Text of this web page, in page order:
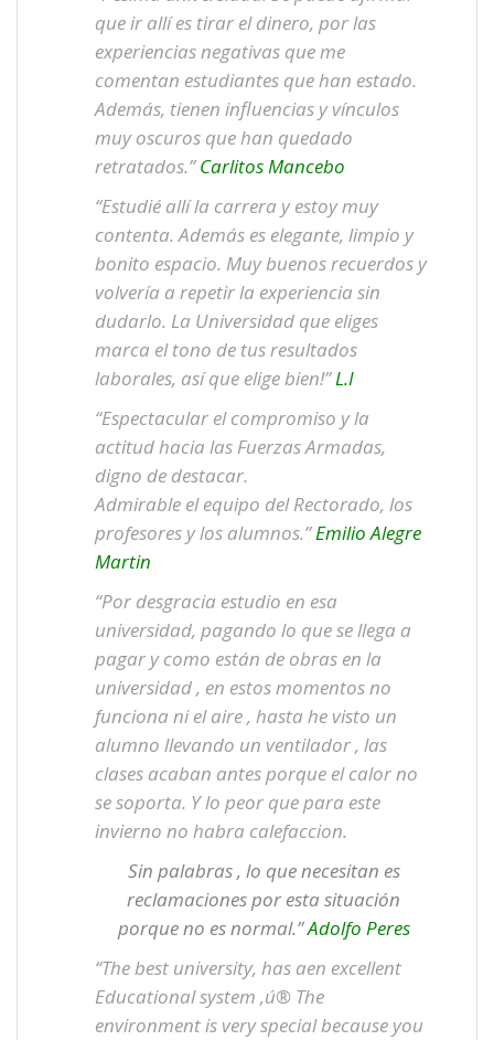
que ir allí es tirar el dinero, por las
experiencias negativas que me
comentan estudiantes que han estado.
Además, tienen influencias y vínculos
muy oscuros que han quedado
retratados.” Carlitos Mancebo
“Estudié allí la carrera y estoy muy
contenta. Además es elegante, limpio y
bonito espacio. Muy buenos recuerdos y
volvería a repetir la experiencia sin
dudarlo. La Universidad que eliges
marca el tono de tus resultados
laborales, así que elige bien!”L.I
“Espectacular el compromiso y la
actitud hacia las Fuerzas Armadas,
digno de destacar.
Admirable el equipo del Rectorado, los
profesores y los alumnos.”Emilio Alegre
Martin
“Por desgracia estudio en esa
universidad, pagando lo que se llega a
pagar y como están de obras en la
universidad , en estos momentos no
funciona ni el aire , hasta he visto un
alumno llevando un ventilador , las
clases acaban antes porque el calor no
se soporta. Y lo peor que para este
invierno no habra calefaccion.
Sin palabras , lo que necesitan es
reclamaciones por esta situación
porque no es normal.”Adolfo Peres
“The best university, has aen excellent
Educational system ‚ú® The
environment is very special because you